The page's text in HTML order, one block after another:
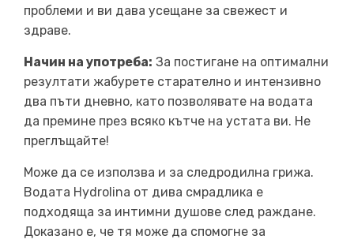
проблеми и ви дава усещане за свежест и
здраве.
Начин на употреба: За постигане на оптимални
резултати жабурете старателно и интензивно
два пъти дневно, като позволявате на водата
да премине през всяко кътче на устата ви. Не
преглъщайте!
Може да се използва и за следродилна грижа.
Водата Hydrolina от дива смрадлика е
подходяща за интимни душове след раждане.
Доказано е, че тя може да спомогне за